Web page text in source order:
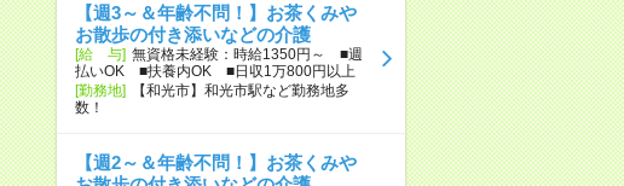
【週3～＆年齢不問！】お茶くみや
お散歩の付き添いなどの介護
[給 与] 無資格未経験：時給1350円～ ■週
払いOK ■扶養内OK ■日収1万800円以上
[勤務地]
【和光市】和光市駅など勤務地多
数！
【週2～＆年齢不問！】お茶くみや